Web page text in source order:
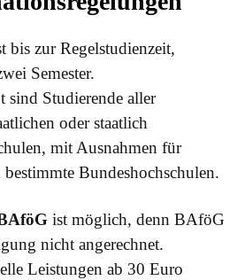
bis zur Regelstudienzeit,
Semester.
sind Studierende aller
oder staatlich
mit Ausnahmen für
Bundeshochschulen.
ist möglich, denn BAföG
nicht angerechnet.
Leistungen ab 30 Euro